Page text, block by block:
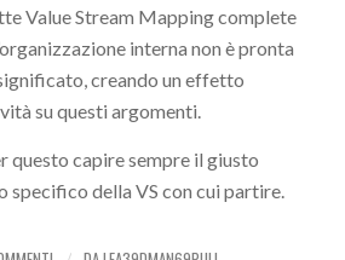
Value Stream Mapping complete
interna non è pronta
creando un effetto
su questi argomenti.
questo capire sempre il giusto
specifico della VS con cui partire.